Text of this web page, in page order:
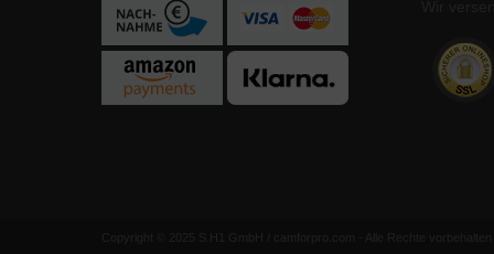
Copyright © 2025 S.H1 GmbH / camforpro.com - Alle Rechte vorbehalten